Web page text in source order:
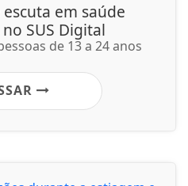
em saúde
SUS Digital
de 13 a 24 anos